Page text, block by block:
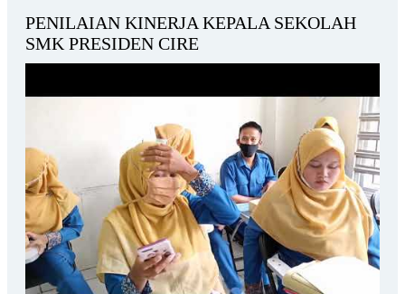
PENILAIAN KINERJA KEPALA SEKOLAH
SMK PRESIDEN CIRE